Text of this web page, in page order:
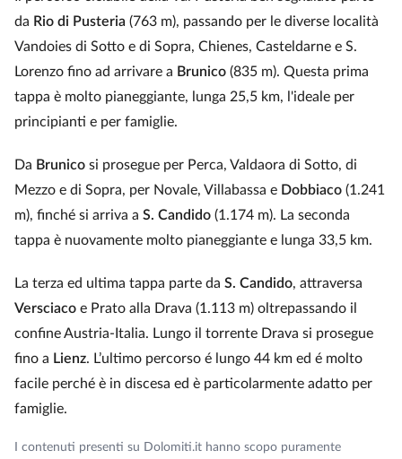
da Rio di Pusteria (763 m), passando per le diverse località
Vandoies di Sotto e di Sopra, Chienes, Casteldarne e S.
Lorenzo fino ad arrivare a Brunico (835 m). Questa prima
tappa è molto pianeggiante, lunga 25,5 km, l'ideale per
principianti e per famiglie.
Da Brunico si prosegue per Perca, Valdaora di Sotto, di
Mezzo e di Sopra, per Novale, Villabassa e Dobbiaco (1.241
m), finché si arriva a S. Candido (1.174 m). La seconda
tappa è nuovamente molto pianeggiante e lunga 33,5 km.
La terza ed ultima tappa parte da S. Candido, attraversa
Versciaco e Prato alla Drava (1.113 m) oltrepassando il
confine Austria-Italia. Lungo il torrente Drava si prosegue
fino a Lienz. L’ultimo percorso é lungo 44 km ed é molto
facile perché è in discesa ed è particolarmente adatto per
famiglie.
I contenuti presenti su Dolomiti.it hanno scopo puramente